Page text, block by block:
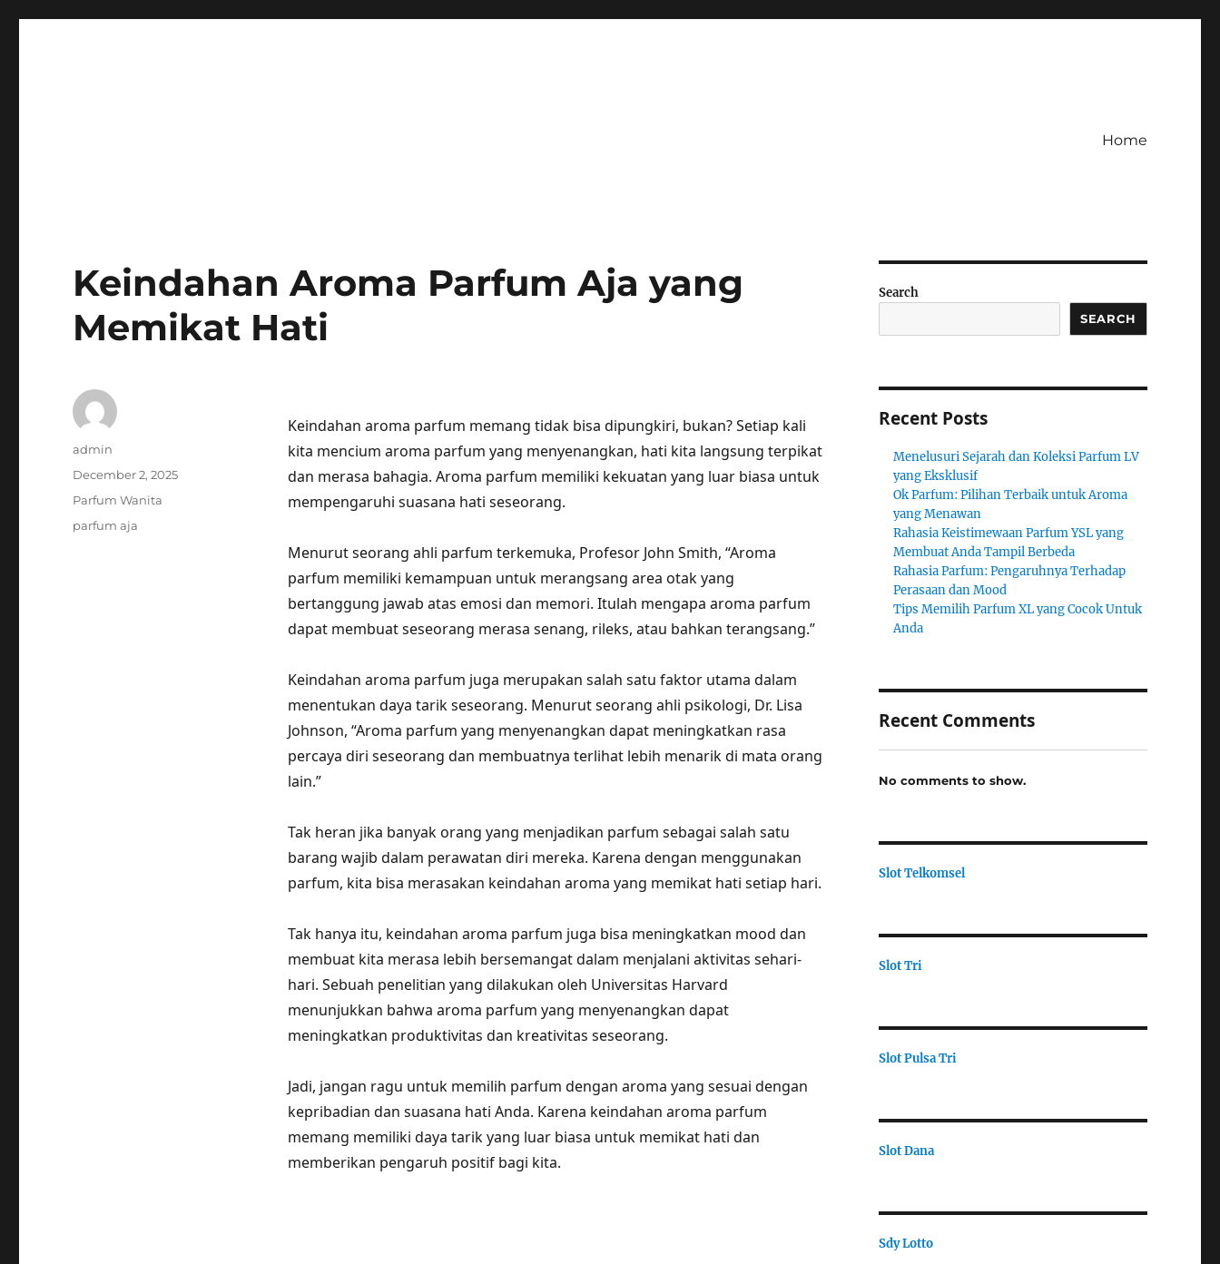
Home
Keindahan Aroma Parfum Aja yang
Memikat Hati
Keindahan aroma parfum memang tidak bisa dipungkiri, bukan? Setiap kali
kita mencium aroma parfum yang menyenangkan, hati kita langsung terpikat
dan merasa bahagia. Aroma parfum memiliki kekuatan yang luar biasa untuk
mempengaruhi suasana hati seseorang.
Menurut seorang ahli parfum terkemuka, Profesor John Smith, “Aroma
parfum memiliki kemampuan untuk merangsang area otak yang
bertanggung jawab atas emosi dan memori. Itulah mengapa aroma parfum
dapat membuat seseorang merasa senang, rileks, atau bahkan terangsang.”
Keindahan aroma parfum juga merupakan salah satu faktor utama dalam
menentukan daya tarik seseorang. Menurut seorang ahli psikologi, Dr. Lisa
Johnson, “Aroma parfum yang menyenangkan dapat meningkatkan rasa
percaya diri seseorang dan membuatnya terlihat lebih menarik di mata orang
lain.”
Tak heran jika banyak orang yang menjadikan parfum sebagai salah satu
barang wajib dalam perawatan diri mereka. Karena dengan menggunakan
parfum, kita bisa merasakan keindahan aroma yang memikat hati setiap hari.
Tak hanya itu, keindahan aroma parfum juga bisa meningkatkan mood dan
membuat kita merasa lebih bersemangat dalam menjalani aktivitas sehari-
hari. Sebuah penelitian yang dilakukan oleh Universitas Harvard
menunjukkan bahwa aroma parfum yang menyenangkan dapat
meningkatkan produktivitas dan kreativitas seseorang.
Jadi, jangan ragu untuk memilih parfum dengan aroma yang sesuai dengan
kepribadian dan suasana hati Anda. Karena keindahan aroma parfum
memang memiliki daya tarik yang luar biasa untuk memikat hati dan
memberikan pengaruh positif bagi kita.
Author
admin
Posted
December 2, 2025
Categories
Parfum Wanita
Tags
parfum aja
Search
SEARCH
Recent Posts
Menelusuri Sejarah dan Koleksi Parfum LV
yang Eksklusif
Ok Parfum: Pilihan Terbaik untuk Aroma
yang Menawan
Rahasia Keistimewaan Parfum YSL yang
Membuat Anda Tampil Berbeda
Rahasia Parfum: Pengaruhnya Terhadap
Perasaan dan Mood
Tips Memilih Parfum XL yang Cocok Untuk
Anda
Recent Comments
No comments to show.
Slot Telkomsel
Slot Tri
Slot Pulsa Tri
Slot Dana
Sdy Lotto